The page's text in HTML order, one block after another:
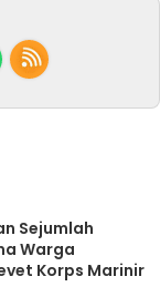
Sejumlah
Warga
Korps Marinir